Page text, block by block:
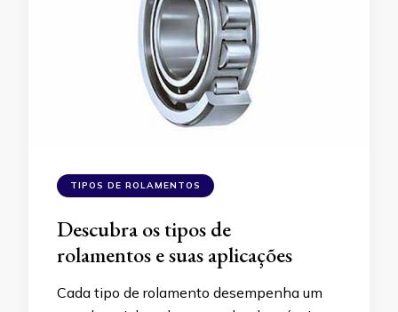
TIPOS DE ROLAMENTOS
Descubra os tipos de
rolamentos e suas aplicações
Cada tipo de rolamento desempenha um